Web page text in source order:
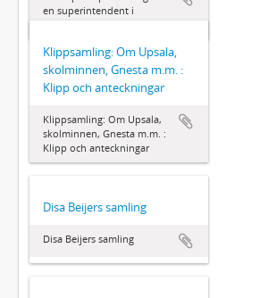
en superintendent i
Stralsund
Klippsamling: Om Upsala,
skolminnen, Gnesta m.m. :
Klipp och anteckningar
Klippsamling: Om Upsala,
skolminnen, Gnesta m.m. :
Klipp och anteckningar
Disa Beijers samling
Disa Beijers samling